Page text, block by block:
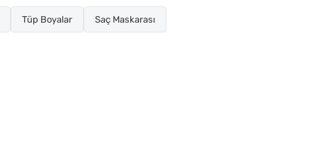
Tüp Boyalar Saç Maskarası